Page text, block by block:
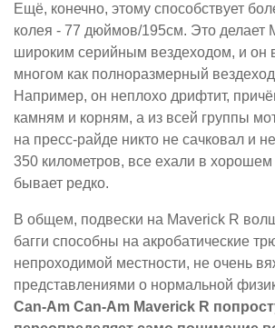
Ещё, конечно, этому способствует
колея - 77 дюймов/195см. Это делает
широким серийным вездеходом, и он
многом как полноразмерный
Например, он неплохо дрифтит,
камням и корням, а из всей группы
на пресс-райде никто не сачковал и
350 километров, все ехали в хорошем
бывает редко.
В общем, подвески на Maverick R
багги способны на акробатические
непроходимой местности, не очень
представлениями о нормальной
Can-Am Can-Am Maverick R